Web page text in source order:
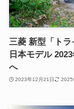
三菱 新型「ト
日本モデル
へ
2023年12月21日 2025